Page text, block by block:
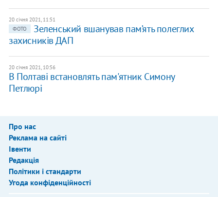
20 січня 2021, 11:51
ФОТО
Зеленський вшанував пам’ять полеглих
захисників ДАП
20 січня 2021, 10:56
В Полтаві встановлять пам'ятник Симону
Петлюрі
Про нас
Реклама на сайті
Івенти
Редакція
Політики і стандарти
Угода конфіденційності